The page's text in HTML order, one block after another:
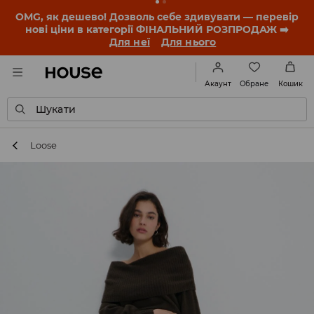
-30% на ПРОДУКТ ДНЯ 🛍️ Купон та деталі акції
знайдеш у своєму обліковому записі 💸
ЗАВАНТАЖИТИ ДОДАТОК
Акаунт Обране Кошик
Шукати
Loose